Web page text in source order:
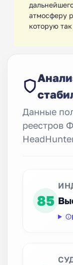
атмосферу
которую
Данные
реестров
85